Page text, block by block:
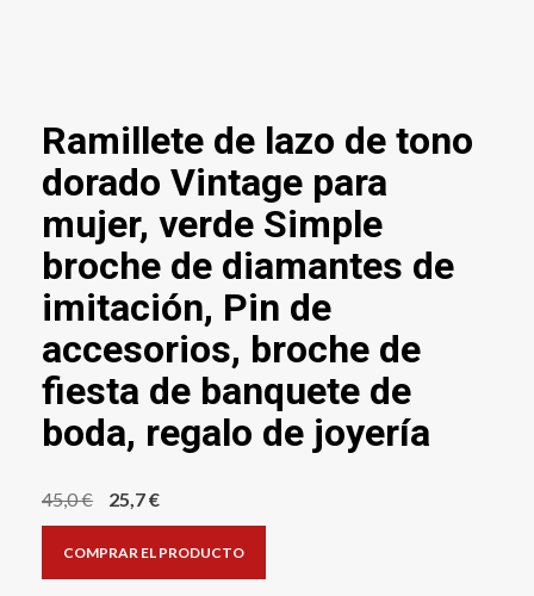
Ramillete de lazo de tono
dorado Vintage para
mujer, verde Simple
broche de diamantes de
imitación, Pin de
accesorios, broche de
fiesta de banquete de
boda, regalo de joyería
45,0€
El
precio
original
25,7€El
precio
actual
COMPRAR EL PRODUCTO